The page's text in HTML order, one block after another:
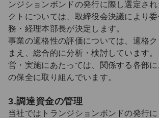
ンジションボンドの発行に際し選定さ
クトについては、取締役会決議により
務・経理本部長が決定します。
事業の適格性の評価については、適格
まえ、総合的に分析・検討しています
営・実施にあたっては、関係する各部
の保全に取り組んでいます。
3.調達資金の管理
当社ではトランジションボンドの発行